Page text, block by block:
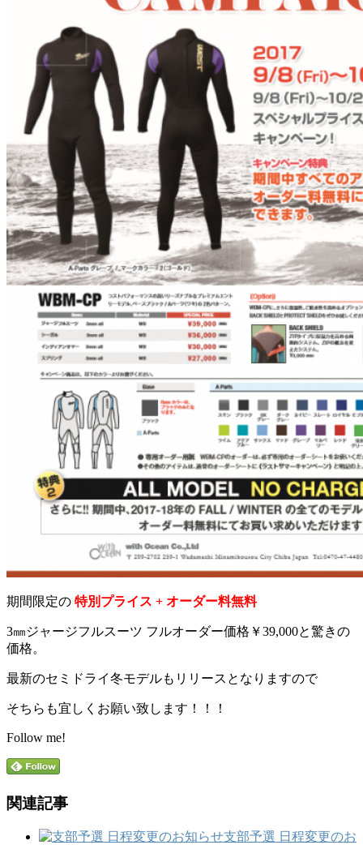
期間限定の 特別プライス + オーダー料無料
3㎜ジャージフルスーツ フルオーダー価格￥39,000と驚きの
価格。
最新のセミドライ冬モデルもリリースとなりますので
そちらも宜しくお願い致します！！！
Follow me!
関連記事
支部予選 日程変更のお